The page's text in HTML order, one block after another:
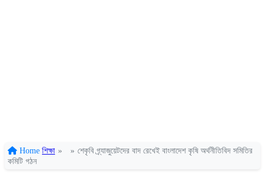
Home শিক্ষা » » শেকৃবি গ্র্যাজুয়েটদের বাদ রেখেই বাংলাদেশ কৃষি অর্থনীতিবিদ সমিতির
কমিটি গঠন